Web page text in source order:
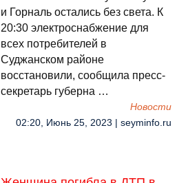
и Горналь остались без света. К
20:30 электроснабжение для
всех потребителей в
Суджанском районе
восстановили, сообщила пресс-
секретарь губерна …
Новости
02:20, Июнь 25, 2023 | seyminfo.ru